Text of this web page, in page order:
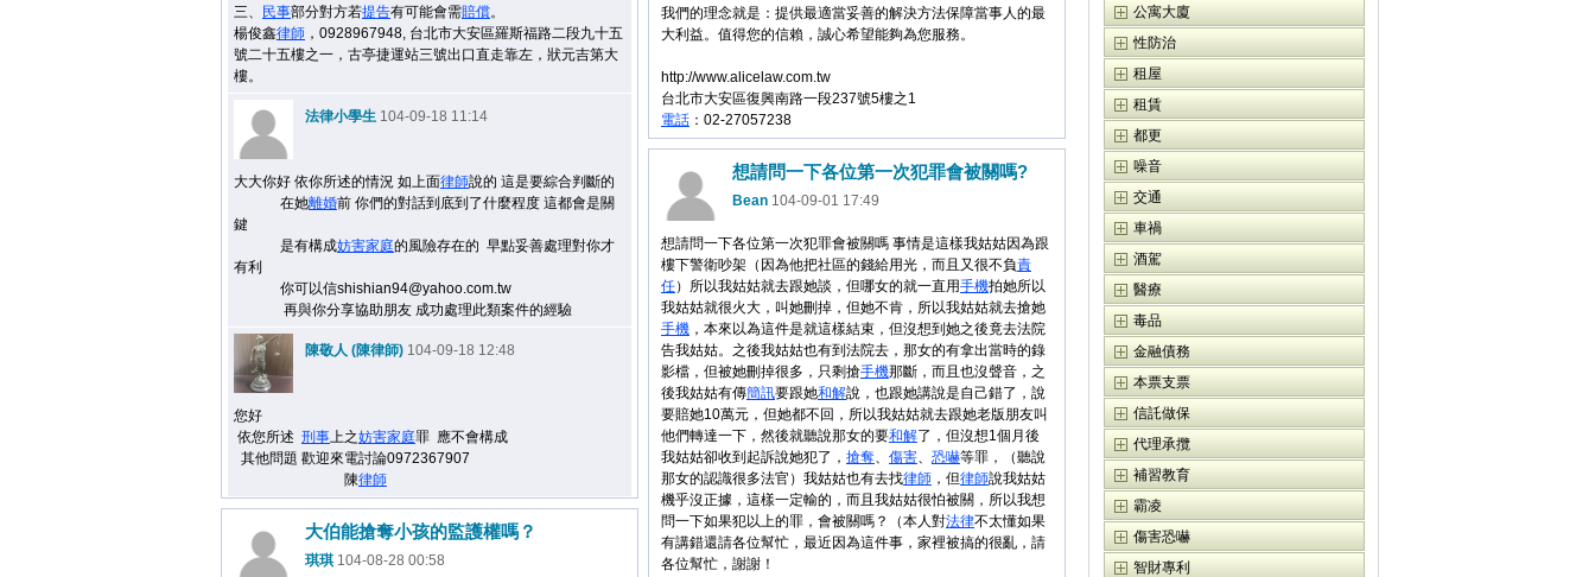
三、
民事部分對方若提告有可能會需賠償。
楊俊鑫律師 ，0928967948, 台北市大安區羅斯福路二段九十五
號二十五樓之一，古亭捷運站三號出口直走靠左，狀元吉第大
樓。
法律小學生 104-09-18 11:14
大大你好 依你所述的情況 如上面律師說的 這是要綜合判斷的
在她離婚前 你們的對話到底到了什麼程度 這都會是關
鍵
是有構成妨害家庭的風險存在的 早點妥善處理對你才
有利
你可以信shishian94@yahoo.com.tw
再與你分享協助朋友 成功處理此類案件的經驗
陳敬人 (陳律師) 104-09-18 12:48
您好
依您所述 刑事上之妨害家庭罪 應不會構成
其他問題 歡迎來電討論0972367907
陳律師
我們的理念就是：提供最適當妥善的解決方法保障當事人的最
大利益。值得您的信賴，誠心希望能夠為您服務。
http://www.alicelaw.com.tw
台北市大安區復興南路一段237號5樓之1
電話 ：02-27057238
想請問一下各位第一次犯罪會被關嗎?
Bean 104-09-01 17:49
想請問一下各位第一次犯罪會被關嗎 事情是這樣我姑姑因為跟
樓下警衛吵架（因為他把社區的錢給用光，而且又很不負責
任）所以我姑姑就去跟她談，但哪女的就一直用手機拍她所以
我姑姑就很火大，叫她刪掉，但她不肯，所以我姑姑就去搶她
手機 ，本來以為這件是就這樣結束，但沒想到她之後竟去法院
告我姑姑。之後我姑姑也有到法院去，那女的有拿出當時的錄
影檔，但被她刪掉很多，只剩搶手機那斷，而且也沒聲音，之
後我姑姑有傳簡訊要跟她和解說，也跟她講說是自己錯了，說
要賠她10萬元，但她都不回，所以我姑姑就去跟她老版朋友叫
他們轉達一下，然後就聽說那女的要和解了，但沒想1個月後
我姑姑卻收到起訴說她犯了， 搶奪、 傷害、 恐嚇等罪，（聽說
那女的認識很多法官）我姑姑也有去找律師 ，但律師說我姑姑
機乎沒正據，這樣一定輸的，而且我姑姑很怕被關，所以我想
問一下如果犯以上的罪，會被關嗎？（本人對法律不太懂如果
有講錯還請各位幫忙，最近因為這件事，家裡被搞的很亂，請
各位幫忙，謝謝！
大伯能搶奪小孩的監護權嗎？
琪琪 104-08-28 00:58
公寓大廈
性防治
租屋
租賃
都更
噪音
交通
車禍
酒駕
醫療
毒品
金融債務
本票支票
信託做保
代理承攬
補習教育
霸凌
傷害恐嚇
智財專利